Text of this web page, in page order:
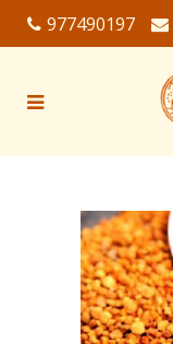
977490197